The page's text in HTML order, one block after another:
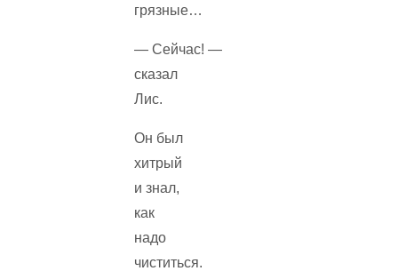
грязные…
— Сейчас! —
сказал
Лис.
Он был
хитрый
и знал,
как
надо
чиститься.